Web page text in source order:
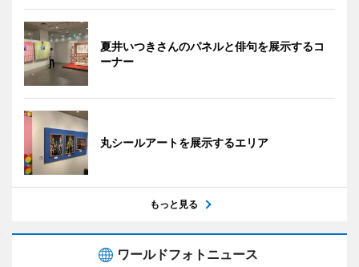
夏井いつきさんのパネルと俳句を展示するコ
ーナー
丸シールアートを展示するエリア
もっと見る
ワールドフォトニュース